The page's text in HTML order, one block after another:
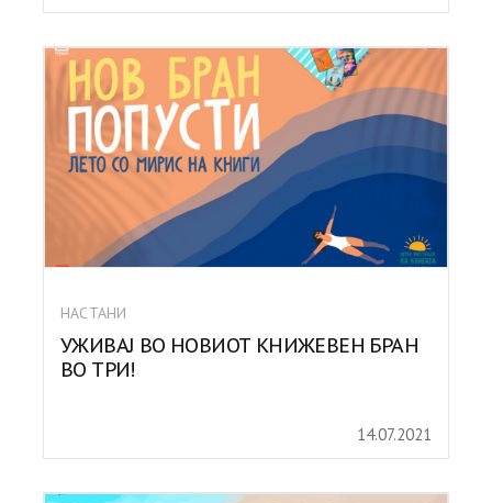
НАСТАНИ
УЖИВАЈ ВО НОВИОТ КНИЖЕВЕН БРАН
ВО ТРИ!
14.07.2021